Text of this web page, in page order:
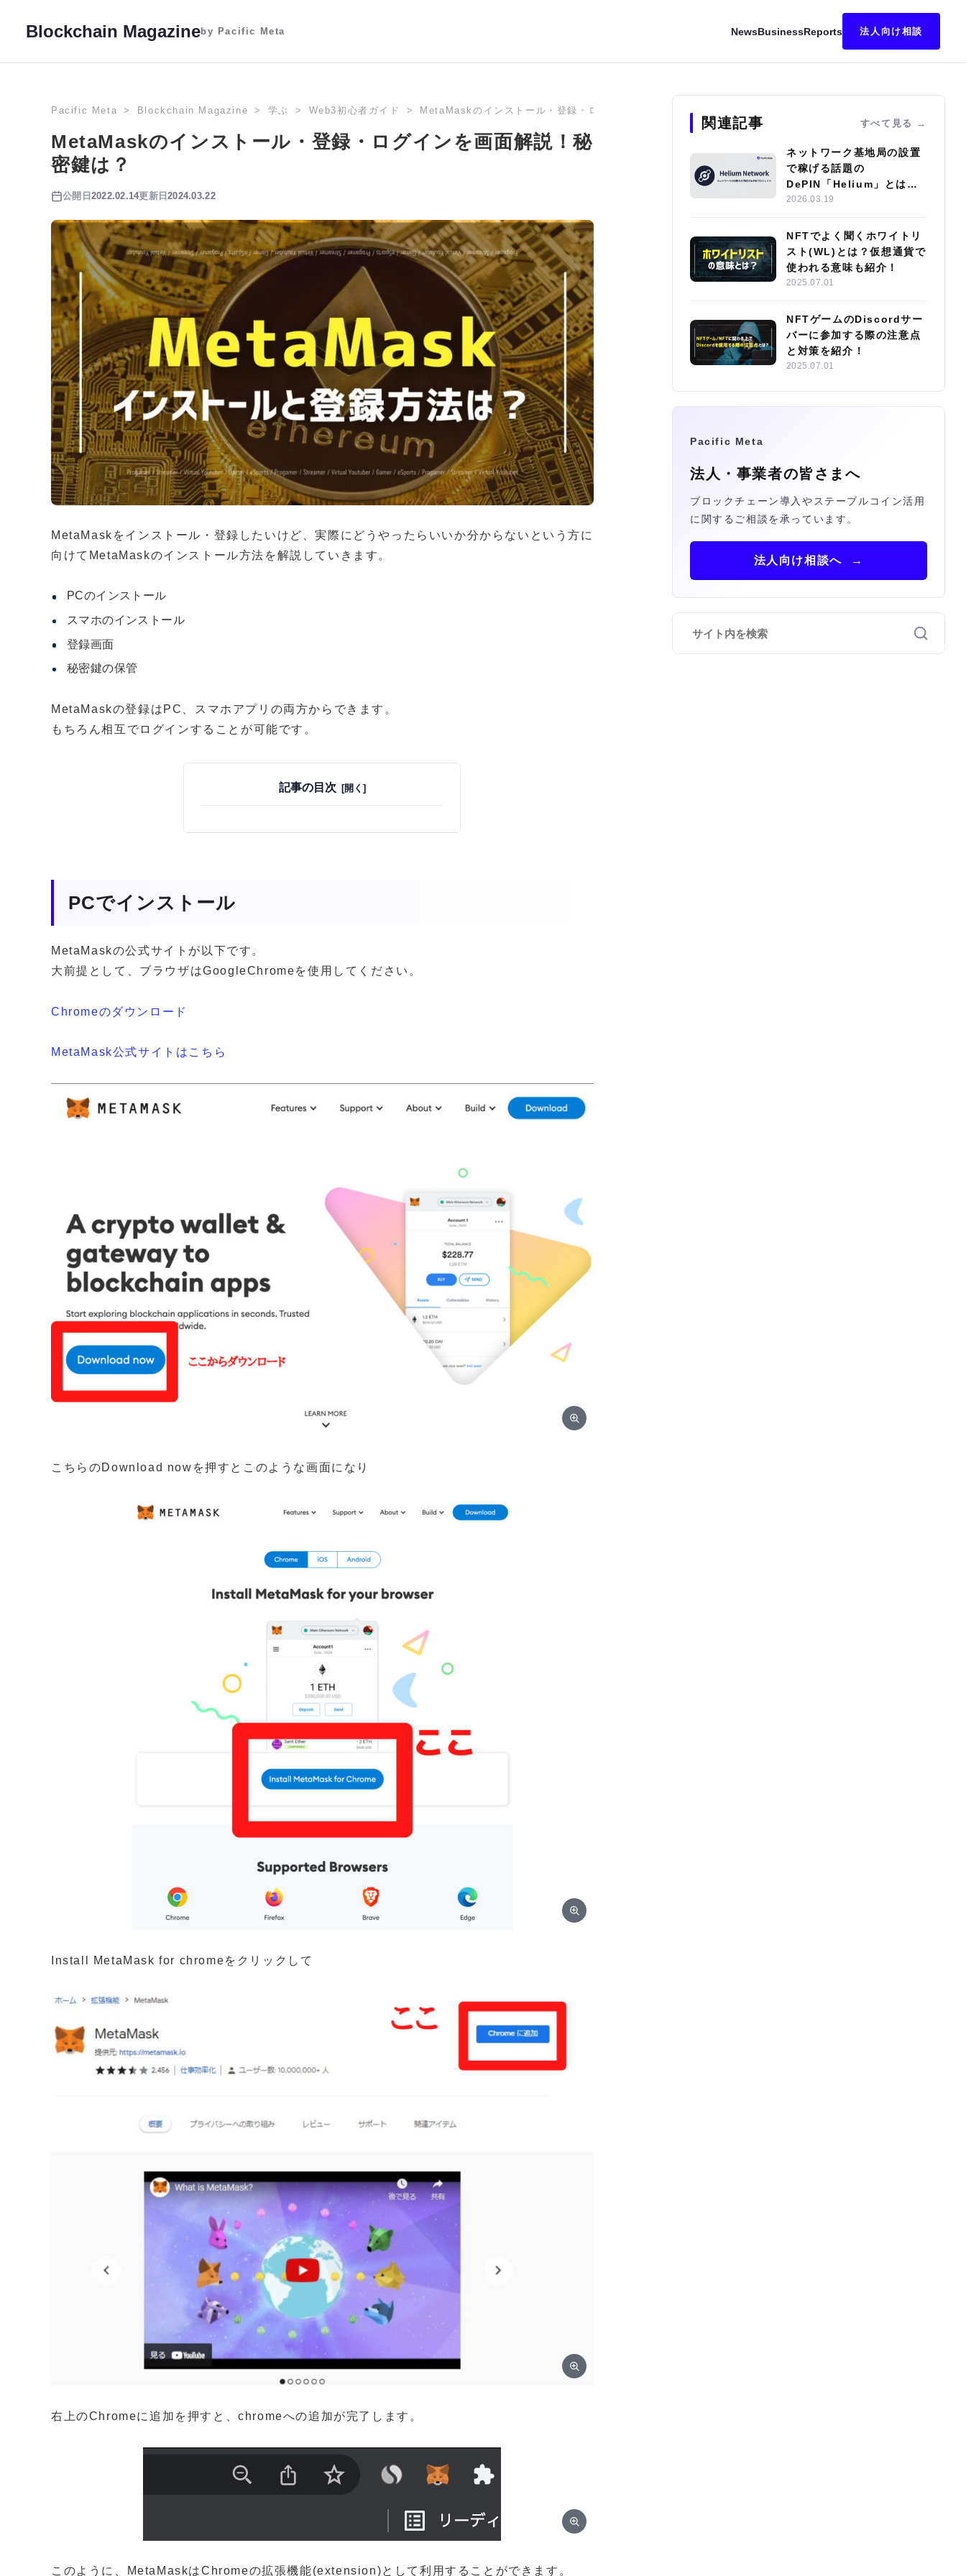
Blockchain Magazineby Pacific Meta NewsBusinessReports 法人向け相談
Pacific Meta Blockchain Magazine 学ぶ Web3初心者ガイド MetaMaskのインストール・登録・ログインを画面解説！秘密鍵は？
MetaMaskのインストール・登録・ログインを画面解説！秘
密鍵は？
公開日 2022.02.14更新日2024.03.22
MetaMaskをインストール・登録したいけど、実際にどうやったらいいか分からないという方に
向けてMetaMaskのインストール方法を解説していきます。
PCのインストール
スマホのインストール
登録画面
秘密鍵の保管
MetaMaskの登録はPC、スマホアプリの両方からできます。
もちろん相互でログインすることが可能です。
記事の目次
PCでインストール
MetaMaskの公式サイトが以下です。
大前提として、ブラウザはGoogleChromeを使用してください。
Chromeのダウンロード
MetaMask公式サイトはこちら
こちらのDownload nowを押すとこのような画面になり
Install MetaMask for chromeをクリックして
右上のChromeに追加を押すと、chromeへの追加が完了します。
このように、MetaMaskはChromeの拡張機能(extension)として利用することができます。
関連記事 すべて見る
ネットワーク基地局の設置
で稼げる話題の
DePIN「Helium」とは？
エコシステムやサブDAOの
2026.03.19
NFTでよく聞くホワイトリ
スト(WL)とは？仮想通貨で
使われる意味も紹介！
2025.07.01
NFTゲームのDiscordサー
バーに参加する際の注意点
と対策を紹介！
2025.07.01
Pacific Meta
法人・事業者の皆さまへ
ブロックチェーン導入やステーブルコイン活用
に関するご相談を承っています。
法人向け相談へ